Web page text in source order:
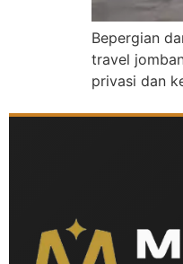
Bepergian
travel
privasi dan